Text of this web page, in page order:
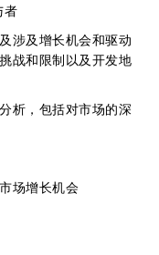
者
涉及增长机会和驱动
战和限制以及开发地
析，包括对市场的深
场增长机会